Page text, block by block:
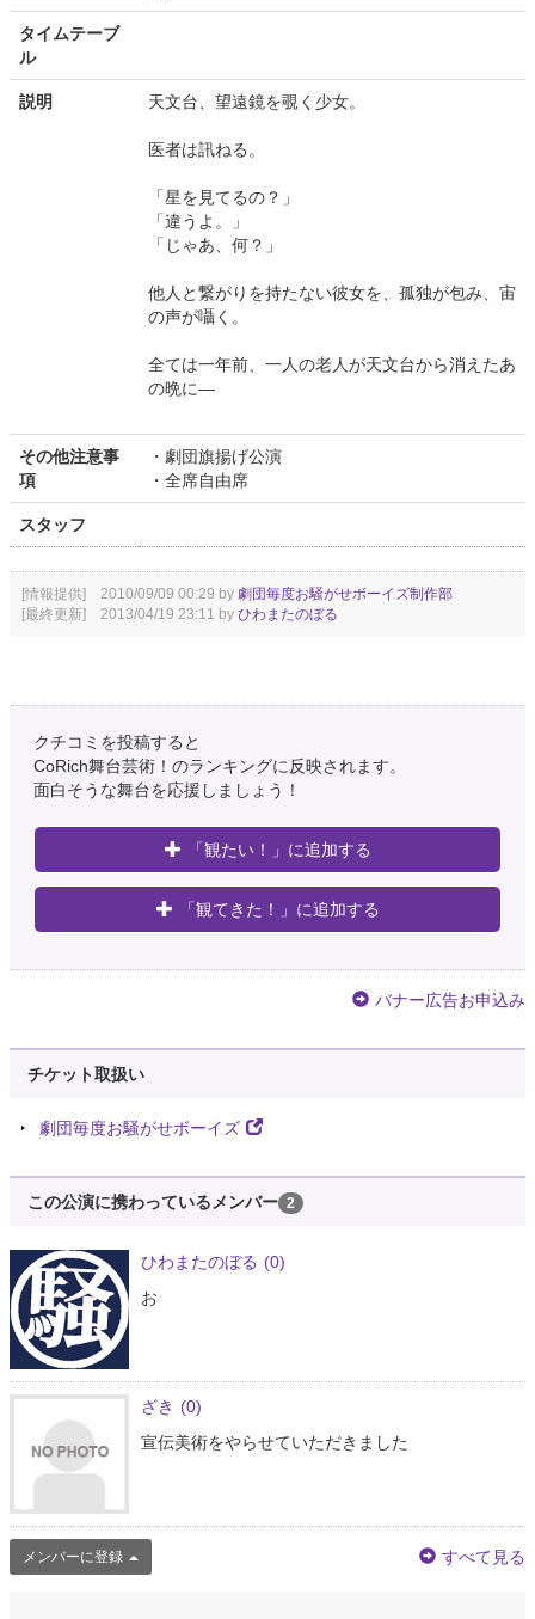
タイムテーブ
ル
説明 天文台、望遠鏡を覗く少女。
医者は訊ねる。
「星を見てるの？」
「違うよ。」
「じゃあ、何？」
他人と繋がりを持たない彼女を、孤独が包み、宙
の声が囁く。
全ては一年前、一人の老人が天文台から消えたあ
の晩に―
その他注意事
項
・劇団旗揚げ公演
・全席自由席
スタッフ
[情報提供] 2010/09/09 00:29 by 劇団毎度お騒がせボーイズ制作部
[最終更新] 2013/04/19 23:11 by ひわまたのぼる
クチコミを投稿すると
CoRich舞台芸術！のランキングに反映されます。
面白そうな舞台を応援しましょう！
「観たい！」に追加する
「観てきた！」に追加する
バナー広告お申込み
チケット取扱い
劇団毎度お騒がせボーイズ
この公演に携わっているメンバー 2
ひわまたのぼる (0)
お
ざき (0)
宣伝美術をやらせていただきました
メンバーに登録 すべて見る